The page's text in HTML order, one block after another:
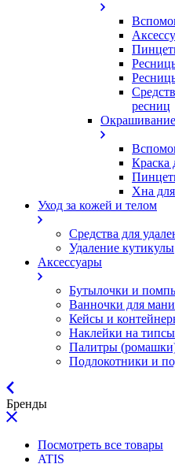
ресниц
Краска
Хна
Уход за кожей и телом
Средства для
Удаление кутикулы
Аксессуары
Бутылочки и
Ванночки для
Кейсы и
Наклейки на типсы
Палитры
Подлокотники и
Бренды
Посмотреть все товары
ATIS